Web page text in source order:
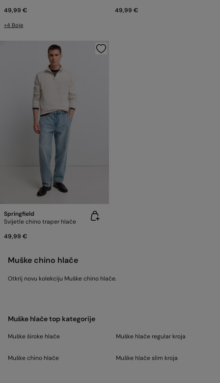
49,99 €
+4 Boje
49,99 €
Springfield
Svijetle chino traper hlače
49,99 €
Muške chino hlače
Otkrij novu kolekciju Muške chino hlače.
Muške hlače top kategorije
Muške široke hlače
Muške chino hlače
Muške hlače regular kroja
Muške hlače slim kroja